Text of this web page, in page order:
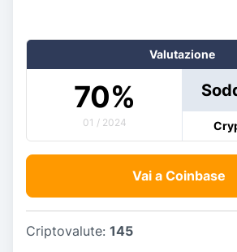
Valutazione
70%
01 / 2024
Vai a Coinbase
Criptovalute: 145